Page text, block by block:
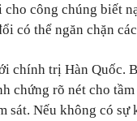
công chúng biết
có thể ngăn chặn
chính trị Hàn Quốc.
chứng rõ nét cho
sát. Nếu không có sự